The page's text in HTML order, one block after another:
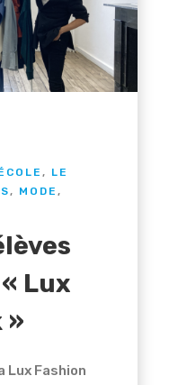
, LE
, MODE ,
« Lux
»
Lux Fashion